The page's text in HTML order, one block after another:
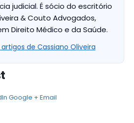
judicial. É sócio do escritório
& Couto Advogados,
Direito Médico e da Saúde.
de Cassiano Oliveira
Google + Email